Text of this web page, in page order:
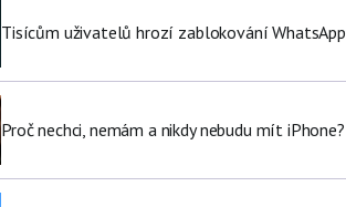
Tisícům uživatelů hrozí zablokování
Proč nechci, nemám a nikdy nebudu mít iPhone?